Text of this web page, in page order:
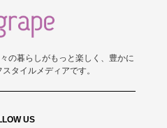
の暮らしがもっと楽しく、豊かに
タイルメディアです。
US